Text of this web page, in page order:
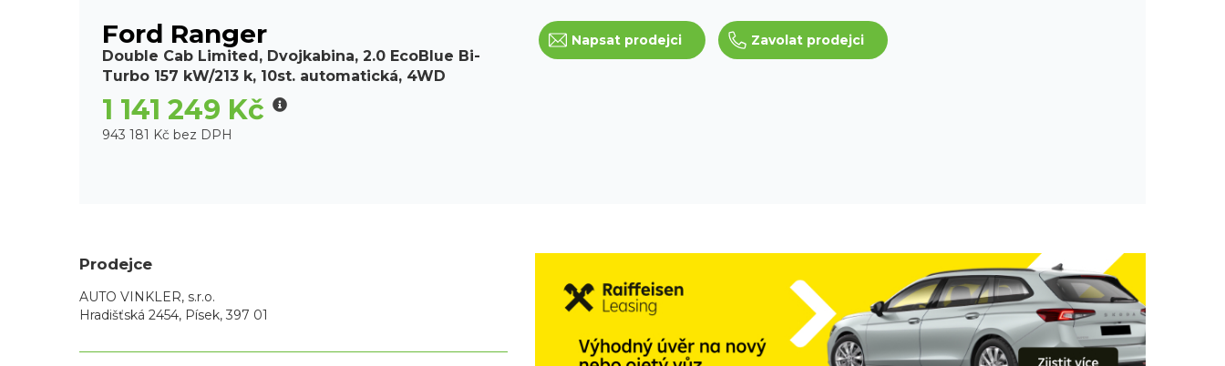
Ford Ranger
Double Cab Limited, Dvojkabina, 2.0 EcoBlue Bi-
Turbo 157 kW/213 k, 10st. automatická, 4WD
1 141 249 Kč
943 181 Kč bez DPH
Napsat prodejci Zavolat prodejci
Prodejce
AUTO VINKLER, s.r.o.
Hradišťská 2454, Písek, 397 01